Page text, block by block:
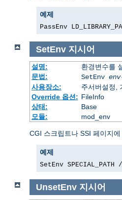
예제
PassEnv
SetEnv 지시어
설명:
환경변수를
문법:
SetEnv
사용장소:
주서버설정,
Override 옵션: FileInfo
상태:
Base
모듈:
mod_env
CGI 스크립트나 SSI 페이지
예제
SetEnv
UnsetEnv 지시어